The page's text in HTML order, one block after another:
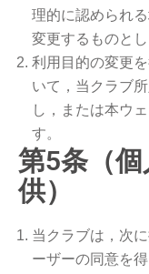
理的に認められ
変更するものとし
利用目的の変更
いて，当クラブ
し，または本ウ
す。
第5条（
供）
当クラブは，次
ーザーの同意を